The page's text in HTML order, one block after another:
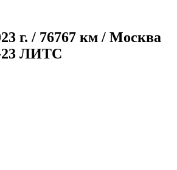
г. / 76767 км / Москва
23 ЛИТС